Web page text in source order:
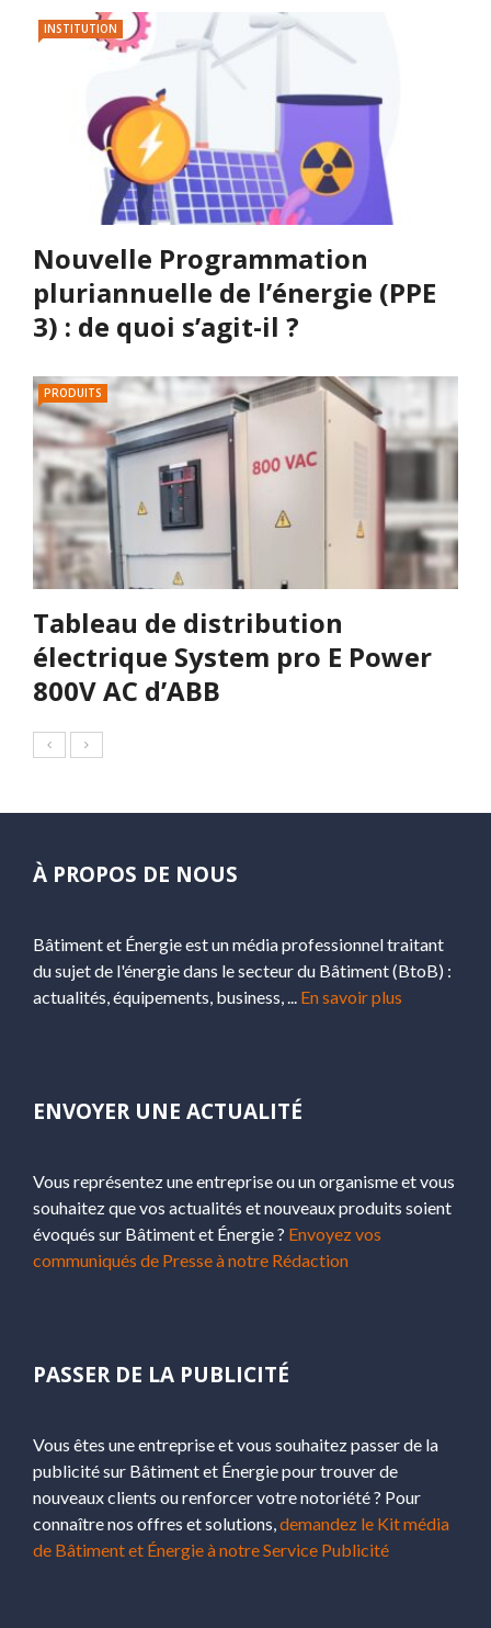
INSTITUTION
Nouvelle Programmation
pluriannuelle de l’énergie (PPE
3) : de quoi s’agit-il ?
PRODUITS
Tableau de distribution
électrique System pro E Power
800V AC d’ABB
À PROPOS DE NOUS
Bâtiment et Énergie est un média professionnel traitant
du sujet de l'énergie dans le secteur du Bâtiment (BtoB) :
actualités, équipements, business, ... En savoir plus
ENVOYER UNE ACTUALITÉ
Vous représentez une entreprise ou un organisme et vous
souhaitez que vos actualités et nouveaux produits soient
évoqués sur Bâtiment et Énergie ? Envoyez vos
communiqués de Presse à notre Rédaction
PASSER DE LA PUBLICITÉ
Vous êtes une entreprise et vous souhaitez passer de la
publicité sur Bâtiment et Énergie pour trouver de
nouveaux clients ou renforcer votre notoriété ? Pour
connaître nos offres et solutions,demandez le Kit média
de Bâtiment et Énergie à notre Service Publicité